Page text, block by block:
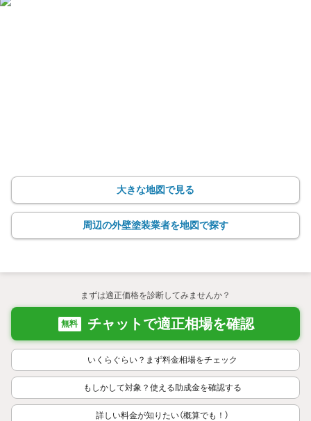
大きな地図で見る
周辺の外壁塗装業者を地図で探す
まずは適正価格を診断してみませんか？
無料 チャットで適正相場を確認
いくらぐらい？まず料金相場をチェック
もしかして対象？使える助成金を確認する
詳しい料金が知りたい（概算でも！）